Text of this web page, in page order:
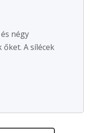
négy
A sílécek